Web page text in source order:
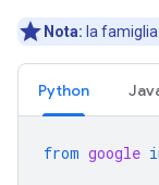
Nota: la
Python
from google